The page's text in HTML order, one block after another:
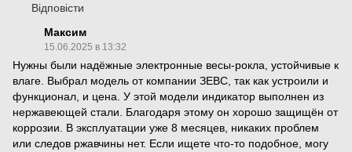
Відповісти
Максим
15.06.2025 в 13:32
Нужны были надёжные электронные весы-рокла, устойчивые к
влаге. Выбрал модель от компании ЗЕВС, так как устроили и
функционал, и цена. У этой модели индикатор выполнен из
нержавеющей стали. Благодаря этому он хорошо защищён от
коррозии. В эксплуатации уже 8 месяцев, никаких проблем
или следов ржавчины нет. Если ищете что-то подобное, могу